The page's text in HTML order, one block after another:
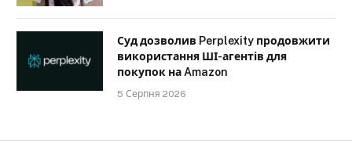
Суд дозволив Perplexity продовжити
використання ШІ-агентів для
покупок на Amazon
5 Серпня 2026